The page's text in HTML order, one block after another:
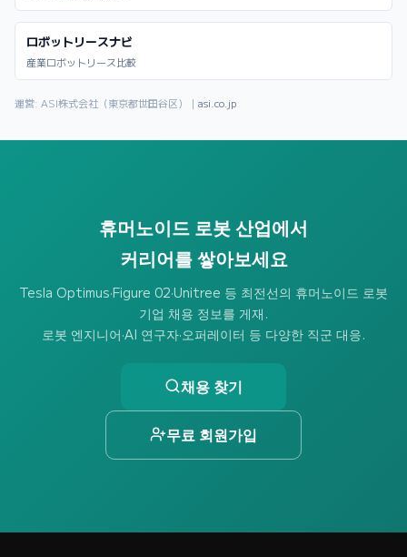
ロボットリースナビ
産業ロボットリース比較
運営: ASI株式会社（東京都世田谷区）｜ asi.co.jp
휴머노이드 로봇 산업에서
커리어를 쌓아보세요
Tesla Optimus·Figure 02·Unitree 등 최전선의 휴머노이드 로봇
기업 채용 정보를 게재.
로봇 엔지니어·AI 연구자·오퍼레이터 등 다양한 직군 대응.
채용 찾기
무료 회원가입